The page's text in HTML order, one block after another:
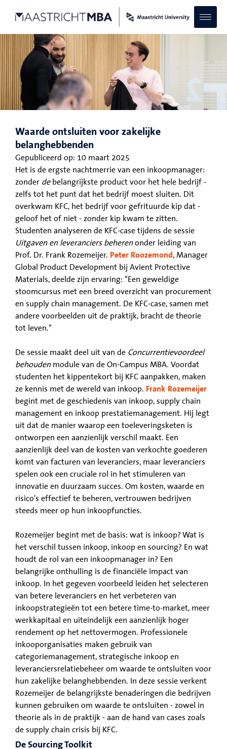
Waarde ontsluiten voor zakelijke
belanghebbenden
Gepubliceerd op: 10 maart 2025
Het is de ergste nachtmerrie van een inkoopmanager:
zonder debelangrijkste product voor het hele bedrijf -
zelfs tot het punt dat het bedrijf moest sluiten. Dit
overkwam KFC, het bedrijf voor gefrituurde kip dat -
geloof het of niet - zonder kip kwam te zitten.
Studenten analyseren de KFC-case tijdens de sessie
Uitgaven en leveranciers beherenonder leiding van
Prof. Dr. Frank Rozemeijer. Peter Roozemond , Manager
Global Product Development bij Avient Protective
Materials, deelde zijn ervaring: "Een geweldige
stoomcursus met een breed overzicht van procurement
en supply chain management. De KFC-case, samen met
andere voorbeelden uit de praktijk, bracht de theorie
tot leven."
De sessie maakt deel uit van de Concurrentievoordeel
behoudenmodule van de On-Campus MBA. Voordat
studenten het kippentekort bij KFC aanpakken, maken
ze kennis met de wereld van inkoop. Frank Rozemeijer
begint met de geschiedenis van inkoop, supply chain
management en inkoop prestatiemanagement. Hij legt
uit dat de manier waarop een toeleveringsketen is
ontworpen een aanzienlijk verschil maakt. Een
aanzienlijk deel van de kosten van verkochte goederen
komt van facturen van leveranciers, maar leveranciers
spelen ook een cruciale rol in het stimuleren van
innovatie en duurzaam succes. Om kosten, waarde en
risico's effectief te beheren, vertrouwen bedrijven
steeds meer op hun inkoopfuncties.
Rozemeijer begint met de basis: wat is inkoop? Wat is
het verschil tussen inkoop, inkoop en sourcing? En wat
houdt de rol van een inkoopmanager in? Een
belangrijke onthulling is de financiële impact van
inkoop. In het gegeven voorbeeld leiden het selecteren
van betere leveranciers en het verbeteren van
inkoopstrategieën tot een betere time-to-market, meer
werkkapitaal en uiteindelijk een aanzienlijk hoger
rendement op het nettovermogen. Professionele
inkooporganisaties maken gebruik van
categoriemanagement, strategische inkoop en
leveranciersrelatiebeheer om waarde te ontsluiten voor
hun zakelijke belanghebbenden. In deze sessie verkent
Rozemeijer de belangrijkste benaderingen die bedrijven
kunnen gebruiken om waarde te ontsluiten - zowel in
theorie als in de praktijk - aan de hand van cases zoals
de supply chain crisis bij KFC.
De Sourcing Toolkit